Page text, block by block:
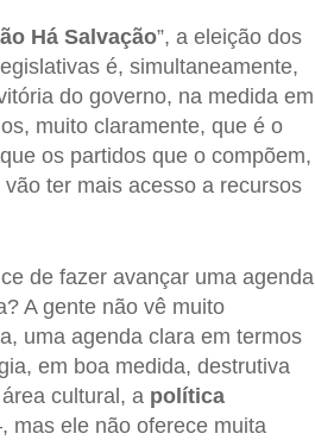
Há Salvação”, a eleição dos
é, simultaneamente,
do governo, na medida em
muito claramente, que é o
os partidos que o compõem,
ter mais acesso a recursos
de fazer avançar uma agenda
A gente não vê muito
uma agenda clara em termos
em boa medida, destrutiva
cultural, a política
mas ele não oferece muita